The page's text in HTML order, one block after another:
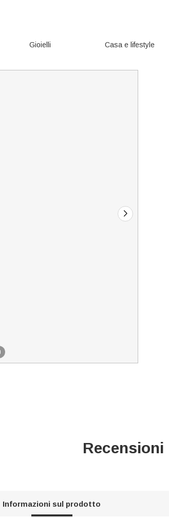
Gioielli Casa e lifestyle
Recensioni
Informazioni sul prodotto